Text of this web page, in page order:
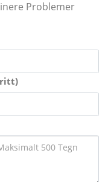
Problemer